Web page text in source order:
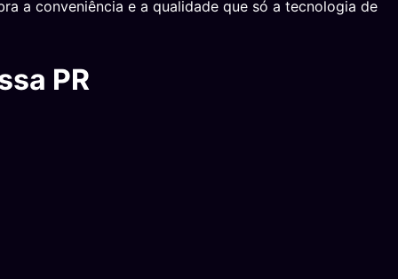
a conveniência e a qualidade que só a tecnologia de
PR